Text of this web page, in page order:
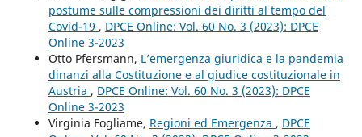
postume sulle compressioni dei diritti al tempo del
Covid-19 , DPCE Online: Vol. 60 No. 3 (2023): DPCE
Online 3-2023
Otto Pfersmann, L’emergenza giuridica e la pandemia
dinanzi alla Costituzione e al giudice costituzionale in
Austria , DPCE Online: Vol. 60 No. 3 (2023): DPCE
Online 3-2023
Virginia Fogliame, Regioni ed Emergenza , DPCE